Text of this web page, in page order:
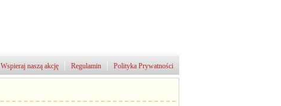
Polityka Prywatności
Regulamin
Wspieraj naszą akcję